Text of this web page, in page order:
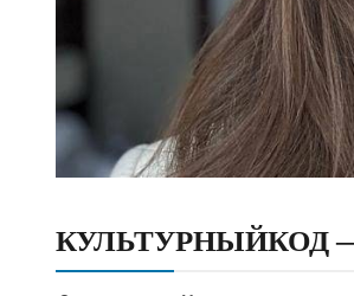
КУЛЬТУРНЫЙКОД —